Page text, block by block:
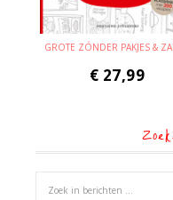
GROTE ZÓNDER PAKJES &
€ 27,99